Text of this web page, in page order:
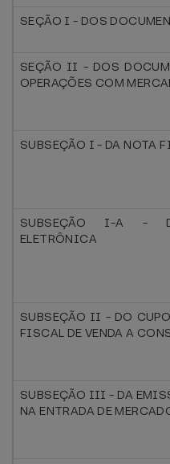
SEÇÃO I - DOS
SEÇÃO II - DOS
OPERAÇÕES COM
SUBSEÇÃO I - DA NOTA
SUBSEÇÃO I-A -
ELETRÔNICA
SUBSEÇÃO II - DO
FISCAL DE VENDA A
SUBSEÇÃO III - DA
NA ENTRADA DE